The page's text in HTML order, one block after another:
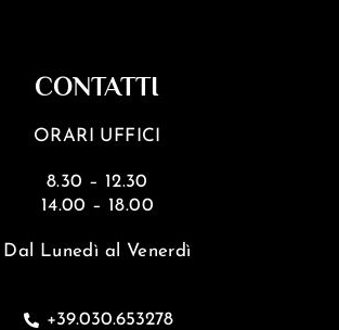
CONTATTI
ORARI UFFICI
8.30 – 12.30
14.00 – 18.00
Dal Lunedì al Venerdì
+39.030.653278